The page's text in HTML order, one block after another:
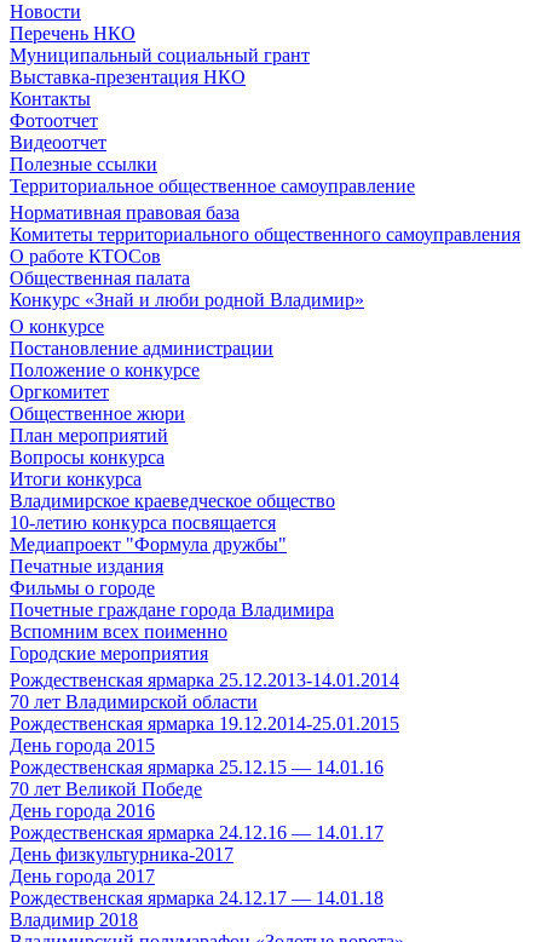
Новости
Перечень НКО
Муниципальный социальный грант
Выставка-презентация НКО
Контакты
Фотоотчет
Видеоотчет
Полезные ссылки
Территориальное общественное самоуправление
Нормативная правовая база
Комитеты территориального общественного самоуправления
О работе КТОСов
Общественная палата
Конкурс «Знай и люби родной Владимир»
О конкурсе
Постановление администрации
Положение о конкурсе
Оргкомитет
Общественное жюри
План мероприятий
Вопросы конкурса
Итоги конкурса
Владимирское краеведческое общество
10-летию конкурса посвящается
Медиапроект "Формула дружбы"
Печатные издания
Фильмы о городе
Почетные граждане города Владимира
Вспомним всех поименно
Городские мероприятия
Рождественская ярмарка 25.12.2013-14.01.2014
70 лет Владимирской области
Рождественская ярмарка 19.12.2014-25.01.2015
День города 2015
Рождественская ярмарка 25.12.15 — 14.01.16
70 лет Великой Победе
День города 2016
Рождественская ярмарка 24.12.16 — 14.01.17
День физкультурника-2017
День города 2017
Рождественская ярмарка 24.12.17 — 14.01.18
Владимир 2018